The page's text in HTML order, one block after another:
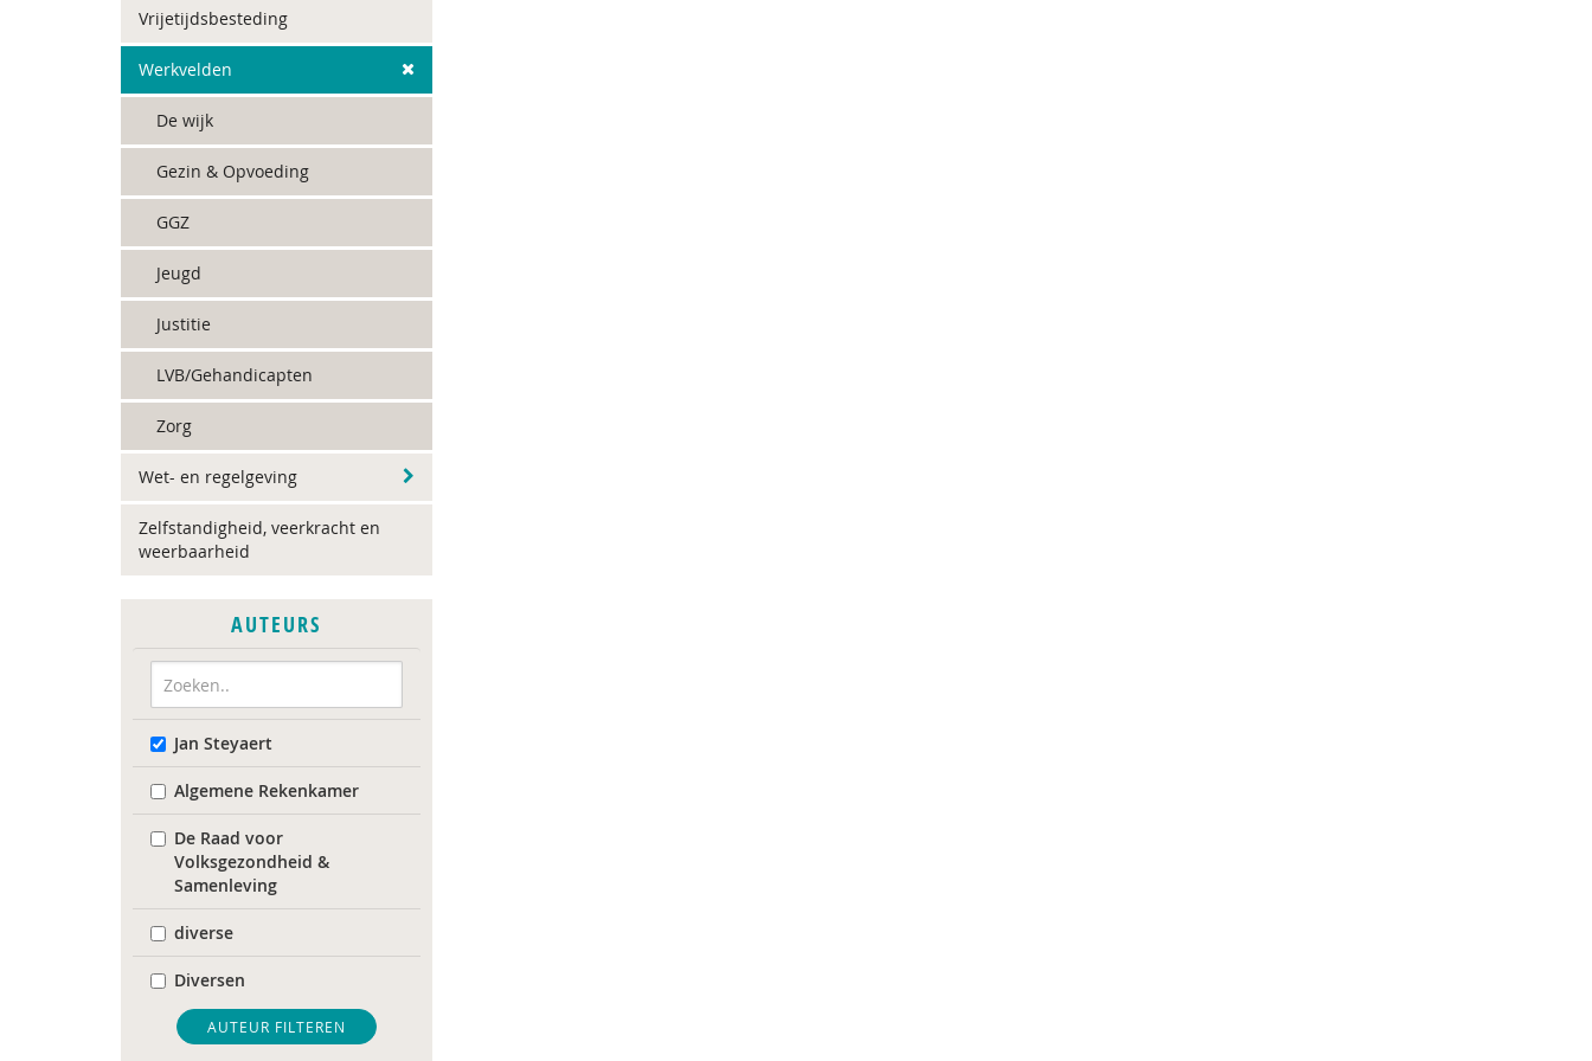
Vrijetijdsbesteding
Werkvelden
De wijk
Gezin & Opvoeding
GGZ
Jeugd
Justitie
LVB/Gehandicapten
Zorg
Wet- en regelgeving
Zelfstandigheid, veerkracht en
weerbaarheid
AUTEURS
Jan Steyaert
Algemene Rekenkamer
De Raad voor
Volksgezondheid &
Samenleving
diverse
Diversen
Landelijk Kenniscentrum
LVB
AUTEUR FILTEREN